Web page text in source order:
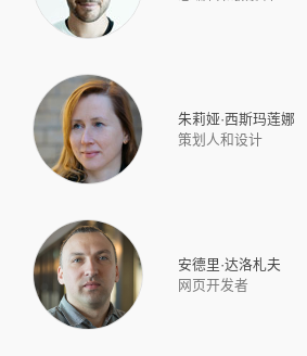
朱莉娅·西斯玛莲娜
策划人和设计
安德里·达洛札夫
网页开发者